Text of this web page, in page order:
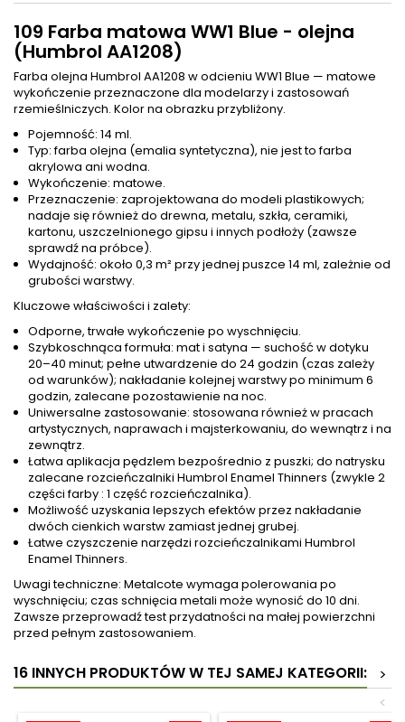
109 Farba matowa WW1 Blue - olejna
(Humbrol AA1208)
Farba olejna Humbrol AA1208 w odcieniu WW1 Blue — matowe
wykończenie przeznaczone dla modelarzy i zastosowań
rzemieślniczych. Kolor na obrazku przybliżony.
Pojemność: 14 ml.
Typ: farba olejna (emalia syntetyczna), nie jest to farba
akrylowa ani wodna.
Wykończenie: matowe.
Przeznaczenie: zaprojektowana do modeli plastikowych;
nadaje się również do drewna, metalu, szkła, ceramiki,
kartonu, uszczelnionego gipsu i innych podłoży (zawsze
sprawdź na próbce).
Wydajność: około 0,3 m² przy jednej puszce 14 ml, zależnie od
grubości warstwy.
Kluczowe właściwości i zalety:
Odporne, trwałe wykończenie po wyschnięciu.
Szybkoschnąca formuła: mat i satyna — suchość w dotyku
20–40 minut; pełne utwardzenie do 24 godzin (czas zależy
od warunków); nakładanie kolejnej warstwy po minimum 6
godzin, zalecane pozostawienie na noc.
Uniwersalne zastosowanie: stosowana również w pracach
artystycznych, naprawach i majsterkowaniu, do wewnątrz i na
zewnątrz.
Łatwa aplikacja pędzlem bezpośrednio z puszki; do natrysku
zalecane rozcieńczalniki Humbrol Enamel Thinners (zwykle 2
części farby : 1 część rozcieńczalnika).
Możliwość uzyskania lepszych efektów przez nakładanie
dwóch cienkich warstw zamiast jednej grubej.
Łatwe czyszczenie narzędzi rozcieńczalnikami Humbrol
Enamel Thinners.
Uwagi techniczne: Metalcote wymaga polerowania po
wyschnięciu; czas schnięcia metali może wynosić do 10 dni.
Zawsze przeprowadź test przydatności na małej powierzchni
przed pełnym zastosowaniem.
16 INNYCH PRODUKTÓW W TEJ SAMEJ KATEGORII:
>
<